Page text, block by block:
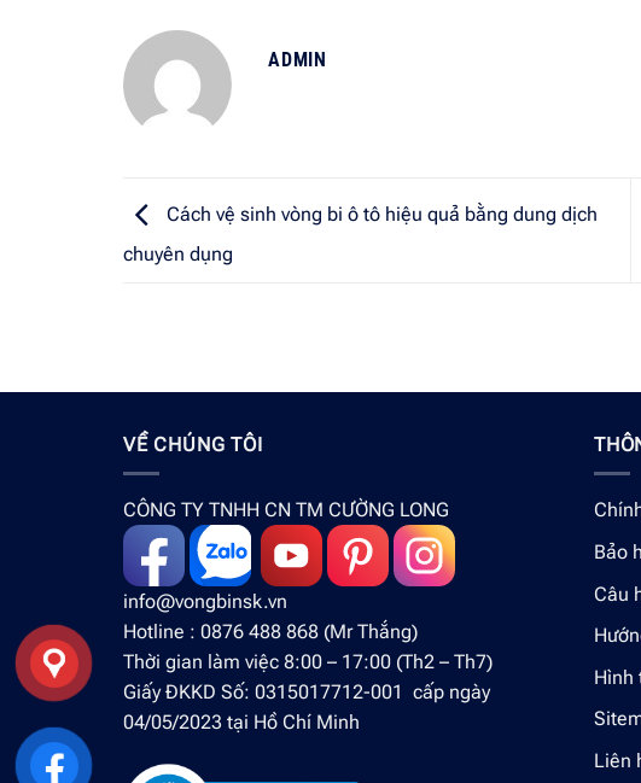
ADMIN
Cách vệ sinh vòng bi ô tô hiệu quả bằng dung dịch
chuyên dụng
VỀ CHÚNG TÔI
CÔNG TY TNHH CN TM CƯỜNG LONG
info@vongbinsk.vn
Hotline : 0876 488 868 (Mr Thắng)
Thời gian làm việc 8:00 – 17:00 (Th2 – Th7)
Giấy ĐKKD Số: 0315017712-001 cấp ngày
04/05/2023 tại Hồ Chí Minh
Bảo
Câu
Hình
Liên